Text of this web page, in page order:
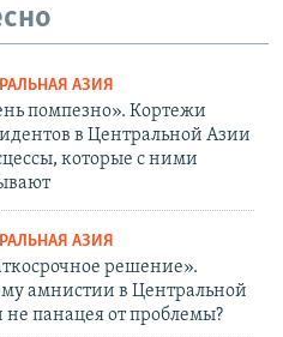
АЗИЯ
помпезно». Кортежи
в Центральной Азии
которые с ними
АЗИЯ
решение».
амнистии в Центральной
не панацея от проблемы?